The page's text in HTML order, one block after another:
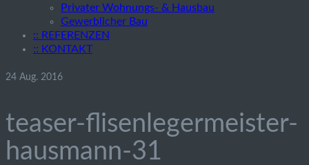
Privater Wohnungs- & Hausbau
Gewerblicher Bau
:: REFERENZEN
:: KONTAKT
24 Aug. 2016
teaser-flisenlegermeister-
hausmann-31